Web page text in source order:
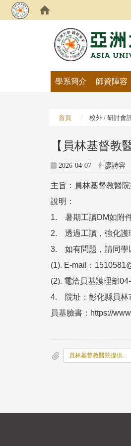
學系簡介 師資陣容
首頁 校外 / 研討會
【員林基督教
2026-04-07 廖詩容
主旨：員林基督教醫
說明：
1. 暑期工讀DM如附
2. 透過工讀，強化護
3. 如有問題，請同學
(1). E-mail：
(2). 電洽員基護理部
4. 院址：彰化縣員林
員基臉書：https://
員林基督教醫院提供護理系學生暑期工讀-2026年版_final_.pdf